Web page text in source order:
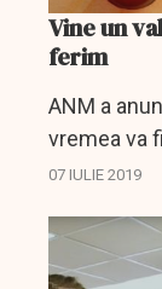
Vine un
ferim
ANM a
vremea va
în Capitală
07 IULIE 2019